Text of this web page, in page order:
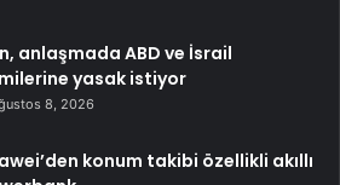
anlaşmada ABD ve İsrail
yasak istiyor
8, 2026
konum takibi özellikli akıllı